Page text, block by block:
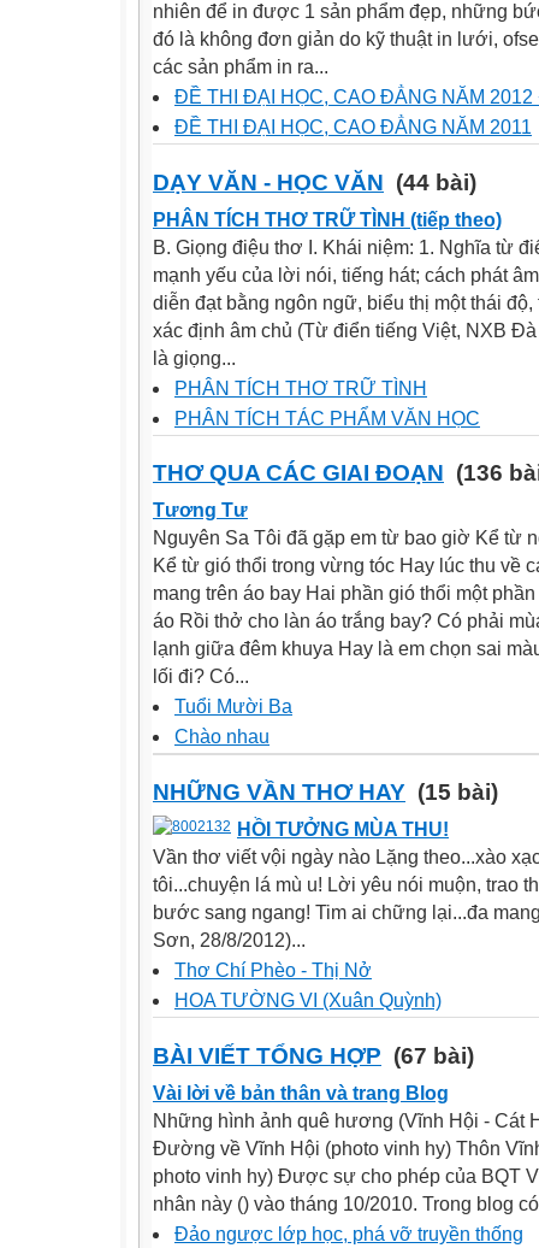
nhiên để in được 1 sản phẩm đẹp, những
đó là không đơn giản do kỹ thuật in lưới,
các sản phẩm in ra...
ĐỀ THI ĐẠI HỌC, CAO ĐẲNG NĂM 2012
ĐỀ THI ĐẠI HỌC, CAO ĐẲNG NĂM 2011
DẠY VĂN - HỌC VĂN (44 bài)
PHÂN TÍCH THƠ TRỮ TÌNH (tiếp theo)
B. Giọng điệu thơ I. Khái niệm: 1. Nghĩa từ
mạnh yếu của lời nói, tiếng hát; cách phát
diễn đạt bằng ngôn ngữ, biểu thị một thái
xác định âm chủ (Từ điển tiếng Việt, NXB
là giọng...
PHÂN TÍCH THƠ TRỮ TÌNH
PHÂN TÍCH TÁC PHẨM VĂN HỌC
THƠ QUA CÁC GIAI ĐOẠN (136
Tương Tư
Nguyên Sa Tôi đã gặp em từ bao giờ Kể từ
Kể từ gió thổi trong vừng tóc Hay lúc thu về
mang trên áo bay Hai phần gió thổi một
áo Rồi thở cho làn áo trắng bay? Có phải
lạnh giữa đêm khuya Hay là em chọn sai
lối đi? Có...
Tuổi Mười Ba
Chào nhau
NHỮNG VẦN THƠ HAY (15 bài)
HỒI TƯỞNG MÙA THU!
Vần thơ viết vội ngày nào Lặng theo...xào
tôi...chuyện lá mù u! Lời yêu nói muộn, trao
bước sang ngang! Tim ai chững lại...đa
Sơn, 28/8/2012)...
Thơ Chí Phèo - Thị Nở
HOA TƯỜNG VI (Xuân Quỳnh)
BÀI VIẾT TỔNG HỢP (67 bài)
Vài lời về bản thân và trang Blog
Những hình ảnh quê hương (Vĩnh Hội - Cát
Đường về Vĩnh Hội (photo vinh hy) Thôn
photo vinh hy) Được sự cho phép của BQT
nhân này () vào tháng 10/2010. Trong blog
Đảo ngược lớp học, phá vỡ truyền thống